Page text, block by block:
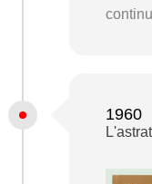
1960